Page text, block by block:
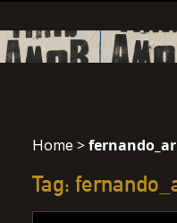
Home >
Tag: